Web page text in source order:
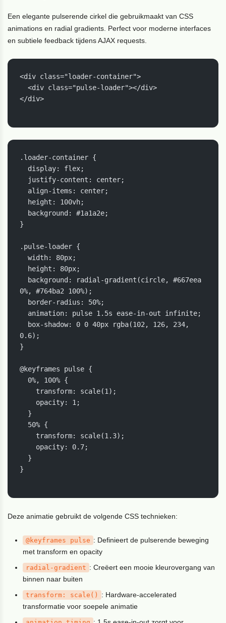
Een elegante pulserende cirkel die gebruikmaakt van CSS
animations en radial gradients. Perfect voor moderne interfaces
en subtiele feedback tijdens AJAX requests.
<div class="loader-container">
  <div class="pulse-loader"></div>
</div>
.loader-container {
}
.pulse-loader {
  width: 80px;
0%, #764ba2 100%);
0.6);
}
@keyframes pulse {
}
Deze animatie gebruikt de volgende CSS technieken:
@keyframes pulse : Definieert de pulserende beweging
met transform en opacity
radial-gradient : Creëert een mooie kleurovergang van
binnen naar buiten
transform : scale()
: Hardware-accelerated
transformatie voor soepele animatie